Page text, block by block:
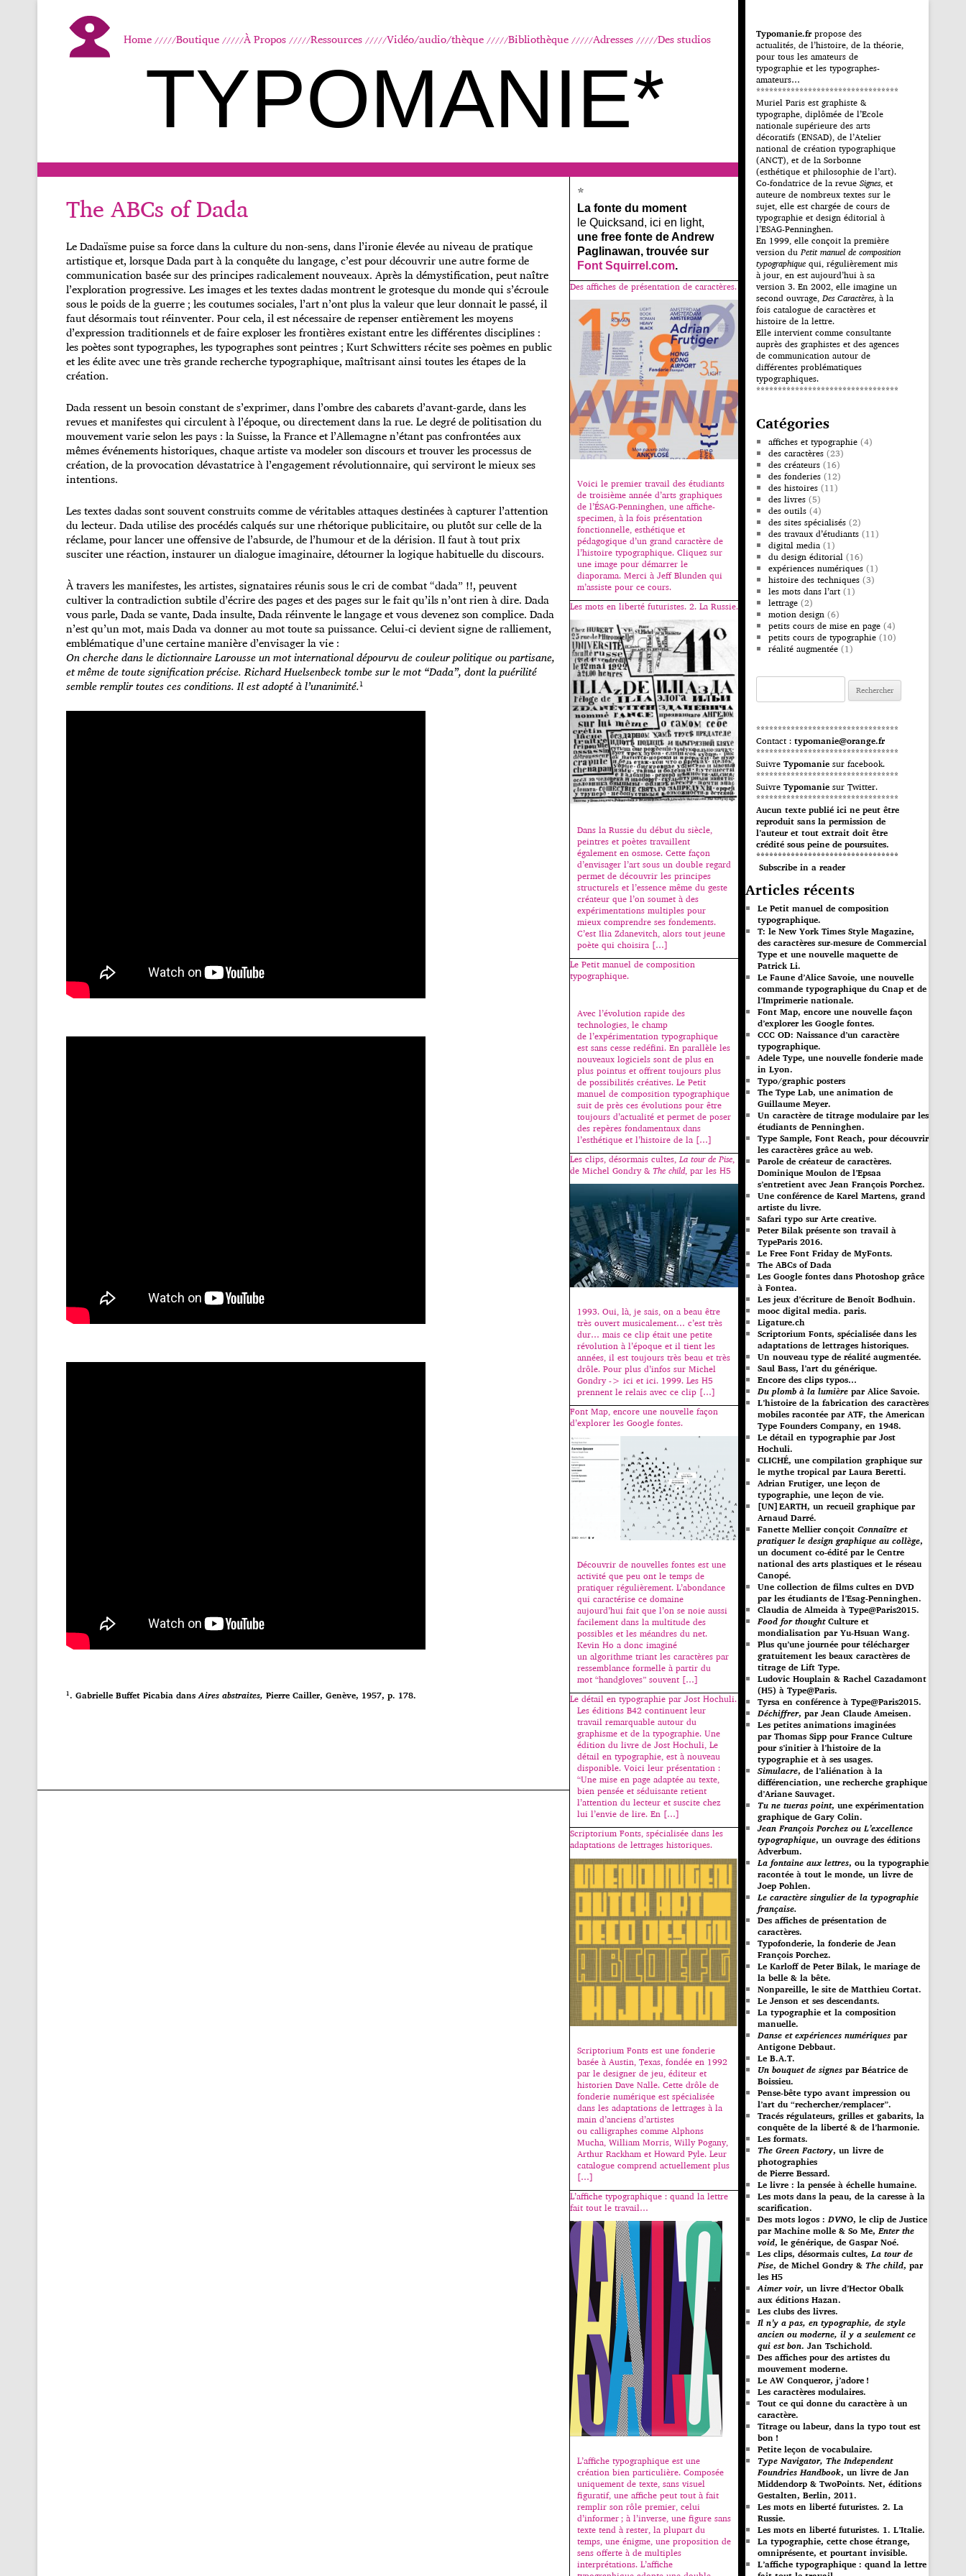
Home Boutique À Propos Ressources Vidéo/audio/thèque Bibliothèque Adresses Des studios
TYPOMANIE*
The ABCs of Dada
Le Dadaïsme puise sa force dans la culture du non-sens, dans l’ironie élevée au niveau de pratique
artistique et, lorsque Dada part à la conquête du langage, c’est pour découvrir une autre forme de
communication basée sur des principes radicalement nouveaux. Après la démystification, peut naître
l’exploration progressive. Les images et les textes dadas montrent le grotesque du monde qui s’écroule
sous le poids de la guerre ; les coutumes sociales, l’art n’ont plus la valeur que leur donnait le passé, il
faut désormais tout réinventer. Pour cela, il est nécessaire de repenser entièrement les moyens
d’expression traditionnels et de faire exploser les frontières existant entre les différentes disciplines :
les poètes sont typographes, les typographes sont peintres ; Kurt Schwitters récite ses poèmes en public
et les édite avec une très grande recherche typographique, maîtrisant ainsi toutes les étapes de la
création.
Dada ressent un besoin constant de s’exprimer, dans l’ombre des cabarets d’avant-garde, dans les
revues et manifestes qui circulent à l’époque, ou directement dans la rue. Le degré de politisation du
mouvement varie selon les pays : la Suisse, la France et l’Allemagne n’étant pas confrontées aux
mêmes événements historiques, chaque artiste va modeler son discours et trouver les processus de
création, de la provocation dévastatrice à l’engagement révolutionnaire, qui serviront le mieux ses
intentions.
Les textes dadas sont souvent construits comme de véritables attaques destinées à capturer l’attention
du lecteur. Dada utilise des procédés calqués sur une rhétorique publicitaire, ou plutôt sur celle de la
réclame, pour lancer une offensive de l’absurde, de l’humour et de la dérision. Il faut à tout prix
susciter une réaction, instaurer un dialogue imaginaire, détourner la logique habituelle du discours.
À travers les manifestes, les artistes, signataires réunis sous le cri de combat “dada” !!, peuvent
cultiver la contradiction subtile d’écrire des pages et des pages sur le fait qu’ils n’ont rien à dire. Dada
vous parle, Dada se vante, Dada insulte, Dada réinvente le langage et vous devenez son complice. Dada
n’est qu’un mot, mais Dada va donner au mot toute sa puissance. Celui-ci devient signe de ralliement,
emblématique d’une certaine manière d’envisager la vie :
On cherche dans le dictionnaire Larousse un mot international dépourvu de couleur politique ou partisane,
et même de toute signification précise. Richard Huelsenbeck tombe sur le mot “Dada”, dont la puérilité
semble remplir toutes ces conditions. Il est adopté à l’unanimité.¹
¹. Gabrielle Buffet Picabia dansAires abstraites, Pierre Cailler, Genève, 1957, p. 178.
*
La fonte du moment
le Quicksand, ici en light,
une free fonte de Andrew
Paglinawan, trouvée sur
Font Squirrel.com.
Des affiches de présentation de caractères.
Voici le premier travail des étudiants
de troisième année d’arts graphiques
de l’ÉSAG-Penninghen, une affiche-
specimen, à la fois présentation
fonctionnelle, esthétique et
pédagogique d’un grand caractère de
l’histoire typographique. Cliquez sur
une image pour démarrer le
diaporama. Merci à Jeff Blunden qui
m’assiste pour ce cours.
Les mots en liberté futuristes. 2. La Russie.
Dans la Russie du début du siècle,
peintres et poètes travaillent
également en osmose. Cette façon
d’envisager l’art sous un double regard
permet de découvrir les principes
structurels et l’essence même du geste
créateur que l’on soumet à des
expérimentations multiples pour
mieux comprendre ses fondements.
C’est Ilia Zdanevitch, alors tout jeune
poète qui choisira […]
Le Petit manuel de composition
typographique.
Avec l’évolution rapide des
technologies, le champ
de l’expérimentation typographique
est sans cesse redéfini. En parallèle les
nouveaux logiciels sont de plus en
plus pointus et offrent toujours plus
de possibilités créatives. Le Petit
manuel de composition typographique
suit de près ces évolutions pour être
toujours d’actualité et permet de poser
des repères fondamentaux dans
l’esthétique et l’histoire de la […]
Les clips, désormais cultes,La tour de Pise,
de Michel Gondry &The child, par les H5
1993. Oui, là, je sais, on a beau être
très ouvert musicalement… c’est très
dur… mais ce clip était une petite
révolution à l’époque et il tient les
années, il est toujours très beau et très
drôle. Pour plus d’infos sur Michel
Gondry -> ici et ici. 1999. Les H5
prennent le relais avec ce clip […]
Font Map, encore une nouvelle façon
d’explorer les Google fontes.
Découvrir de nouvelles fontes est une
activité que peu ont le temps de
pratiquer régulièrement. L’abondance
qui caractérise ce domaine
aujourd’hui fait que l’on se noie aussi
facilement dans la multitude des
possibles et les méandres du net.
Kevin Ho a donc imaginé
un algorithme triant les caractères par
ressemblance formelle à partir du
mot “handgloves” souvent […]
Le détail en typographie par Jost Hochuli.
Les éditions B42 continuent leur
travail remarquable autour du
graphisme et de la typographie. Une
édition du livre de Jost Hochuli, Le
détail en typographie, est à nouveau
disponible. Voici leur présentation :
“Une mise en page adaptée au texte,
bien pensée et séduisante retient
l’attention du lecteur et suscite chez
lui l’envie de lire. En […]
Scriptorium Fonts, spécialisée dans les
adaptations de lettrages historiques.
Scriptorium Fonts est une fonderie
basée à Austin, Texas, fondée en 1992
par le designer de jeu, éditeur et
historien Dave Nalle. Cette drôle de
fonderie numérique est spécialisée
dans les adaptations de lettrages à la
main d’anciens d’artistes
ou calligraphes comme Alphons
Mucha, William Morris, Willy Pogany,
Arthur Rackham et Howard Pyle. Leur
catalogue comprend actuellement plus
[…]
L’affiche typographique : quand la lettre
fait tout le travail…
L’affiche typographique est une
création bien particulière. Composée
uniquement de texte, sans visuel
figuratif, une affiche peut tout à fait
remplir son rôle premier, celui
d’informer ; à l’inverse, une figure sans
texte tend à rester, la plupart du
temps, une énigme, une proposition de
sens offerte à de multiples
interprétations. L’affiche
Typomanie.fr propose des
actualités, de l’histoire, de la théorie,
pour tous les amateurs de
typographie et les typographes-
amateurs…
*********************************
Muriel Paris est graphiste &
typographe, diplômée de l’Ecole
nationale supérieure des arts
décoratifs (ENSAD), de l’Atelier
national de création typographique
(ANCT), et de la Sorbonne
(esthétique et philosophie de l’art).
Co-fondatrice de la revue Signes, et
auteure de nombreux textes sur le
sujet, elle est chargée de cours de
typographie et design éditorial à
l’ESAG-Penninghen.
En 1999, elle conçoit la première
version duPetit manuel de composition
typographique qui, régulièrement mis
à jour, en est aujourd’hui à sa
version 3. En 2002, elle imagine un
second ouvrage, Des Caractères, à la
fois catalogue de caractères et
histoire de la lettre.
Elle intervient comme consultante
auprès des graphistes et des agences
de communication autour de
différentes problématiques
typographiques.
*********************************
Catégories
affiches et typographie (4)
des caractères (23)
des créateurs (16)
des fonderies (12)
des histoires (11)
des livres (5)
des outils (4)
des sites spécialisés (2)
des travaux d’étudiants (11)
digital media (1)
du design éditorial (16)
expériences numériques (1)
histoire des techniques (3)
les mots dans l’art (1)
lettrage (2)
motion design (6)
petits cours de mise en page (4)
petits cours de typographie (10)
réalité augmentée (1)
Rechercher :
*********************************
Contact : typomanie@orange.fr
*********************************
Suivre Typomanie sur facebook.
*********************************
Suivre Typomanie sur Twitter.
*********************************
Aucun texte publié ici ne peut être
reproduit sans la permission de
l’auteur et tout extrait doit être
crédité sous peine de poursuites.
*********************************
Subscribe in a reader
Articles récents
Le Petit manuel de composition
typographique.
T: le New York Times Style Magazine,
des caractères sur-mesure de Commercial
Type et une nouvelle maquette de
Patrick Li.
Le Faune d’Alice Savoie, une nouvelle
commande typographique du Cnap et de
l’Imprimerie nationale.
Font Map, encore une nouvelle façon
d’explorer les Google fontes.
CCC OD: Naissance d’un caractère
typographique.
Adele Type, une nouvelle fonderie made
in Lyon.
Typo/graphic posters
The Type Lab, une animation de
Guillaume Meyer.
Un caractère de titrage modulaire par les
étudiants de Penninghen.
Type Sample, Font Reach, pour découvrir
les caractères grâce au web.
Parole de créateur de caractères.
Dominique Moulon de l’Epsaa
s’entretient avec Jean François Porchez.
Une conférence de Karel Martens, grand
artiste du livre.
Safari typo sur Arte creative.
Peter Bilak présente son travail à
TypeParis 2016.
Le Free Font Friday de MyFonts.
The ABCs of Dada
Les Google fontes dans Photoshop grâce
à Fontea.
Les jeux d’écriture de Benoît Bodhuin.
mooc digital media. paris.
Ligature.ch
Scriptorium Fonts, spécialisée dans les
adaptations de lettrages historiques.
Un nouveau type de réalité augmentée.
Saul Bass, l’art du générique.
Encore des clips typos…
Du plomb à la lumière par Alice Savoie.
L’histoire de la fabrication des caractères
mobiles racontée par ATF, the American
Type Founders Company, en 1948.
Le détail en typographie par Jost
Hochuli.
CLICHÉ, une compilation graphique sur
le mythe tropical par Laura Beretti.
Adrian Frutiger, une leçon de
typographie, une leçon de vie.
[UN]EARTH, un recueil graphique par
Arnaud Darré.
Fanette Mellier conçoit Connaître et
pratiquer le design graphique au collège,
un document co-édité par le Centre
national des arts plastiques et le réseau
Canopé.
Une collection de films cultes en DVD
par les étudiants de l’Esag-Penninghen.
Claudia de Almeida à Type@Paris2015.
Food for thoughtCulture et
mondialisation par Yu-Hsuan Wang.
Plus qu’une journée pour télécharger
gratuitement les beaux caractères de
titrage de Lift Type.
Ludovic Houplain & Rachel Cazadamont
(H5) à Type@Paris.
Tyrsa en conférence à Type@Paris2015.
Déchiffrer, par Jean Claude Ameisen.
Les petites animations imaginées
par Thomas Sipp pour France Culture
pour s’initier à l’histoire de la
typographie et à ses usages.
Simulacre, de l’aliénation à la
différenciation, une recherche graphique
d’Ariane Sauvaget.
Tu ne tueras point, une expérimentation
graphique de Gary Colin.
Jean François Porchez ou L’excellence
typographique, un ouvrage des éditions
Adverbum.
La fontaine aux lettres, ou la typographie
racontée à tout le monde, un livre de
Joep Pohlen.
Le caractère singulier de la typographie
française.
Des affiches de présentation de
caractères.
Typofonderie, la fonderie de Jean
François Porchez.
Le Karloff de Peter Bilak, le mariage de
la belle & la bête.
Nonpareille, le site de Matthieu Cortat.
Le Jenson et ses descendants.
La typographie et la composition
manuelle.
Danse et expériences numériques par
Antigone Debbaut.
Le B.A.T.
Un bouquet de signes par Béatrice de
Boissieu.
Pense-bête typo avant impression ou
l’art du “rechercher/remplacer”.
Tracés régulateurs, grilles et gabarits, la
conquête de la liberté & de l’harmonie.
Les formats.
The Green Factory, un livre de
photographies
de Pierre Bessard.
Le livre : la pensée à échelle humaine.
Les mots dans la peau, de la caresse à la
scarification.
Des mots logos :DVNO, le clip de Justice
par Machine molle & So Me,Enter the
void, le générique, de Gaspar Noé.
Les clips, désormais cultes,La tour de
Pise, de Michel Gondry & The child, par
les H5
Aimer voir, un livre d’Hector Obalk
aux éditions Hazan.
Les clubs des livres.
Il n’y a pas, en typographie, de style
ancien ou moderne, il y a seulement ce
qui est bon. Jan Tschichold.
Des affiches pour des artistes du
mouvement moderne.
Le AW Conqueror, j’adore !
Les caractères modulaires.
Tout ce qui donne du caractère à un
caractère.
Titrage ou labeur, dans la typo tout est
bon !
Petite leçon de vocabulaire.
Type Navigator, The Independent
Foundries Handbook, un livre de Jan
Middendorp & TwoPoints. Net, éditions
Gestalten, Berlin, 2011.
Les mots en liberté futuristes. 2. La
Russie.
Les mots en liberté futuristes. 1. L’Italie.
La typographie, cette chose étrange,
omniprésente, et pourtant invisible.
L’affiche typographique : quand la lettre